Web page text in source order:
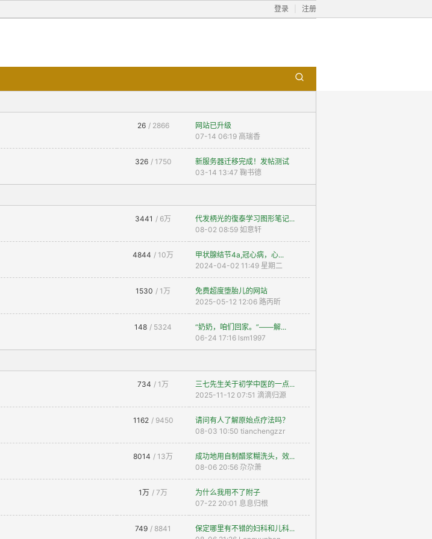
登录 注册
26 / 2866
网站已升级
07-14 06:19 高瑞香
326 / 1750
新服务器迁移完成！发帖测试
03-14 13:47 鞠书德
3441 / 6万
代发柄光的復泰学习图形笔记...
08-02 08:59 如意轩
4844 / 10万
甲状腺结节4a,冠心病，心...
2024-04-02 11:49 星期二
1530 / 1万
免费超度堕胎儿的网站
2025-05-12 12:06 路丙昕
148 / 5324
“奶奶，咱们回家。”——解...
06-24 17:16 lsm1997
734 / 1万
三七先生关于初学中医的一点...
2025-11-12 07:51 滴滴归源
1162 / 9450
请问有人了解原始点疗法吗？
08-03 10:50 tianchengzzr
8014 / 13万
成功地用自制醋浆糊洗头，效...
08-06 20:56 尕尕萧
1万 / 7万
为什么我用不了附子
07-22 20:01 息息归根
749 / 8841
保定哪里有不错的妇科和儿科...